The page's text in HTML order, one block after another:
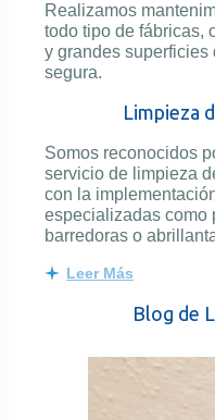
Realizamos
todo tipo de fábricas,
y grandes superficies
segura.
Limpieza
Somos reconocidos
servicio de limpieza
con la
especializadas como
barredoras o
Leer Más
Blog de